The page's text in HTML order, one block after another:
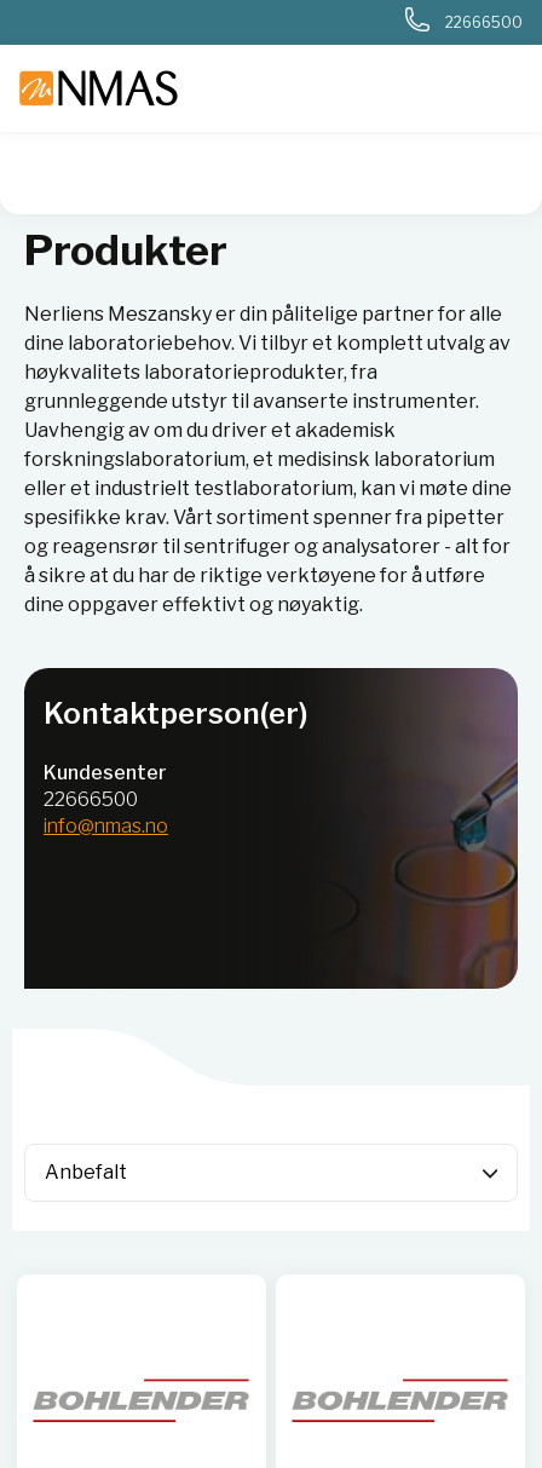
22666500
Produkter
Nerliens Meszansky er din pålitelige partner for alle
dine laboratoriebehov. Vi tilbyr et komplett utvalg av
høykvalitets laboratorieprodukter, fra
grunnleggende utstyr til avanserte instrumenter.
Uavhengig av om du driver et akademisk
forskningslaboratorium, et medisinsk laboratorium
eller et industrielt testlaboratorium, kan vi møte dine
spesifikke krav. Vårt sortiment spenner fra pipetter
og reagensrør til sentrifuger og analysatorer - alt for
å sikre at du har de riktige verktøyene for å utføre
dine oppgaver effektivt og nøyaktig.
Kontaktperson(er)
Kundesenter
22666500
info@nmas.no